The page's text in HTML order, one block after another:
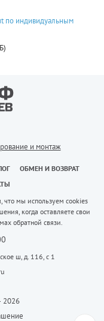
по индивидуальным
и монтаж
ОБМЕН И ВОЗВРАТ
что мы используем cookies
когда оставляете свои
обратной связи.
ш, д. 116, с 1
2026